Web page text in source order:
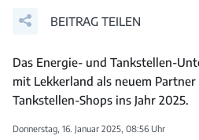
BEITRAG TEILEN
Das Energie- und Tankstellen-
mit Lekkerland als neuem
Tankstellen-Shops ins Jahr 2025.
Donnerstag, 16. Januar 2025, 08:56 Uhr